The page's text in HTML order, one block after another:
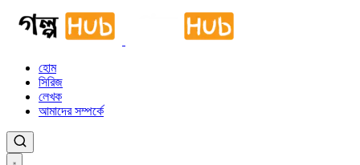
হোম
সিরিজ
লেখক
আমাদের সম্পর্কে